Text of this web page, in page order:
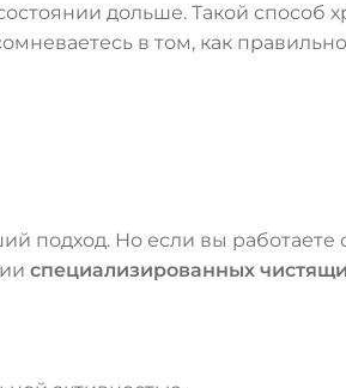
дольше. Такой способ
в том, как правильно
подход. Но если вы работаете
специализированных